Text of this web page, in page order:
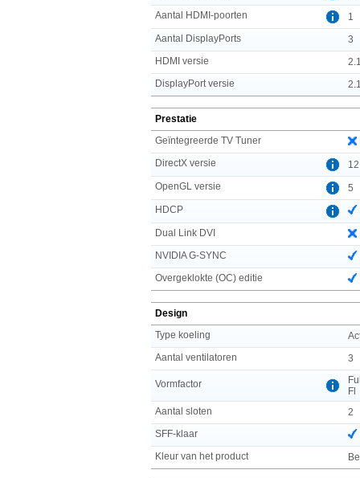
Aantal HDMI-poorten
1
Aantal DisplayPorts
3
HDMI versie
DisplayPort versie
Prestatie
Geïntegreerde TV Tuner
DirectX versie
OpenGL versie
5
HDCP
Dual Link DVI
NVIDIA G-SYNC
Overgeklokte (OC) editie
Design
Type koeling
Aantal ventilatoren
3
Vormfactor
Fl
Aantal sloten
2
SFF-klaar
Kleur van het product